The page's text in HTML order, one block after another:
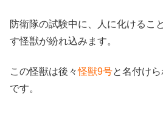
防衛隊の試験中に、人に化けるこ
す怪獣が紛れ込みます。
この怪獣は後々怪獣9号と名付け
です。